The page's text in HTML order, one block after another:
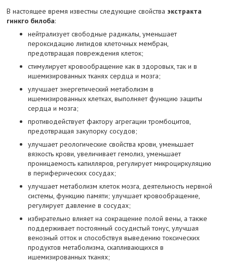
В настоящее время известны следующие свойства экстракта
гинкго билоба:
нейтрализует свободные радикалы, уменьшает
пероксидацию липидов клеточных мембран,
предотвращая повреждения клеток;
стимулирует кровообращение как в здоровых, так и в
ишемизированных тканях сердца и мозга;
улучшает энергетический метаболизм в
ишемизированных клетках, выполняет функцию защиты
сердца и мозга;
противодействует фактору агрегации тромбоцитов,
предотвращая закупорку сосудов;
улучшает реологические свойства крови, уменьшает
вязкость крови, увеличивает гемолиз, уменьшает
проницаемость капилляров, регулирует микроциркуляцию
в периферических сосудах;
улучшает метаболизм клеток мозга, деятельность нервной
системы, функцию памяти; улучшает кровообращение,
регулирует давление в сосудах;
избирательно влияет на сокращение полой вены, а также
поддерживает постоянный сосудистый тонус, улучшая
венозный отток и способствуя выведению токсических
продуктов метаболизма, скапливающихся в
ишемизированных тканях;